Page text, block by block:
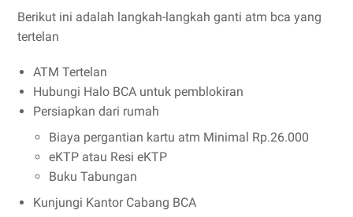
Berikut ini adalah langkah-langkah ganti atm bca yang
tertelan
ATM Tertelan
Hubungi Halo BCA untuk pemblokiran
Persiapkan dari rumah
Biaya pergantian kartu atm Minimal Rp.26.000
eKTP atau Resi eKTP
Buku Tabungan
Kunjungi Kantor Cabang BCA